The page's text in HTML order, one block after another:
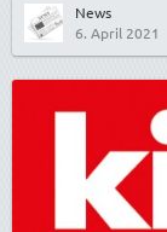
News
6. April 2021